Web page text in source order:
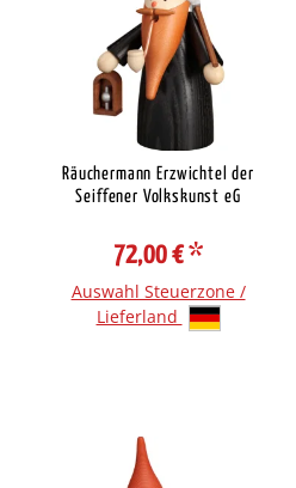
Räuchermann Erzwichtel der
Seiffener Volkskunst eG
72,00 €*
Auswahl Steuerzone /
Lieferland